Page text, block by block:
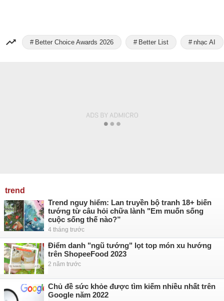
Better Choice Awards 2026 Better List nhạc AI
trend
Trend nguy hiểm: Lan truyền bộ tranh 18+ biến
tướng từ câu hỏi chữa lành "Em muốn sống
cuộc sống thế nào?”
4 tháng trước
Điểm danh "ngũ tướng" lọt top món xu hướng
trên ShopeeFood 2023
2 năm trước
Chủ đề sức khỏe được tìm kiếm nhiều nhất trên
Google năm 2022